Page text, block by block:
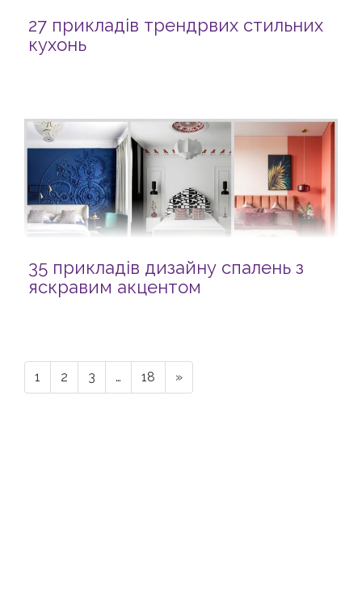
27 прикладів трендрвих стильних
кухонь
35 прикладів дизайну спалень з
яскравим акцентом
1 2 3 … 18 »